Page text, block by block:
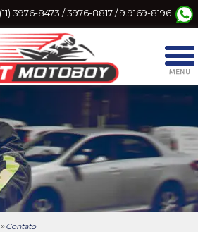
(11) 3976-8473 / 3976-8817 / 9.9169-8196
» Contato